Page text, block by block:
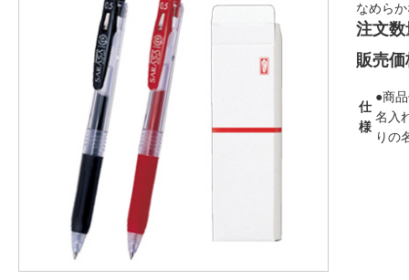
なめら
注文数
販売価
仕
様
●商
名入
りの